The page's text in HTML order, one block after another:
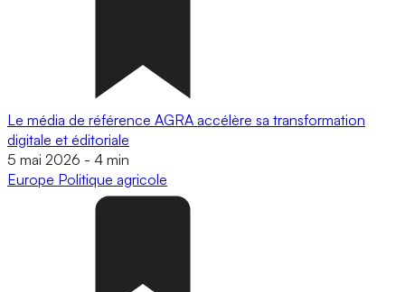
Le média de référence AGRA accélère sa transformation
digitale et éditoriale
5 mai 2026 - 4 min
Europe Politique agricole